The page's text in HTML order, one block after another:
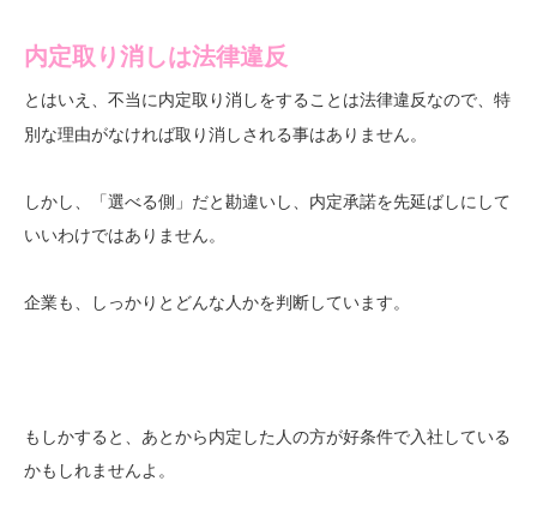
内定取り消しは法律違反
とはいえ、 不当に内定取り消しをすることは法律違反 なので、特
別な理由がなければ取り消しされる事はありません。
しかし、「選べる側」だと勘違いし、内定承諾を先延ばしにして
いいわけではありません。
企業も、しっかりとどんな人かを判断しています。
もしかすると、あとから内定した人の方が好条件で入社している
かもしれませんよ。